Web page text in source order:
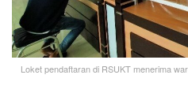
Loket pendaftaran di RSUKT menerima